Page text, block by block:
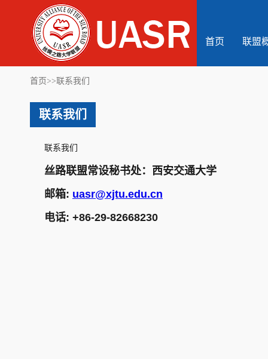
首页 联盟
首页>>联系我们
联系我们
联系我们
丝路联盟常设秘书处：西安交通大学
邮箱: uasr@xjtu.edu.cn
电话: +86-29-82668230